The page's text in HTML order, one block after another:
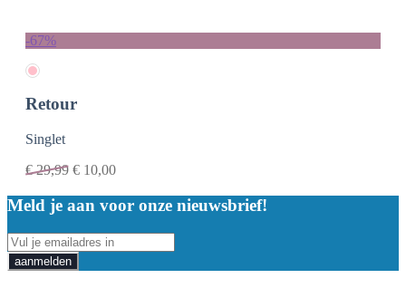
-67%
Retour
Singlet
€29,99 € 10,00
Meld je aan voor onze nieuwsbrief!
aanmelden